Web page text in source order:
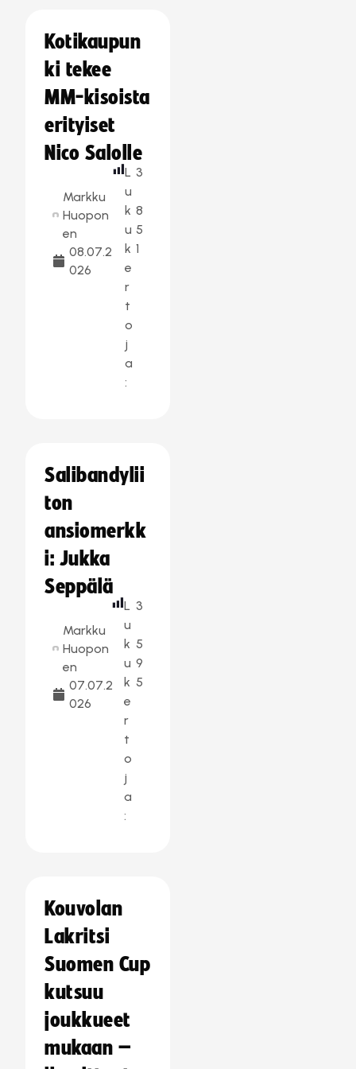
Kotikaupun
ki tekee
MM-kisoista
erityiset
Nico Salolle
Markku
Huopon
en
08.07.2
026
L
u
k
u
k
e
r
t
o
j
a
:
3
8
5
1
Salibandylii
ton
ansiomerkk
i: Jukka
Seppälä
Markku
Huopon
en
07.07.2
026
L
u
k
u
k
e
r
t
o
j
a
:
3
5
9
5
Kouvolan
Lakritsi
Suomen Cup
kutsuu
joukkueet
mukaan –